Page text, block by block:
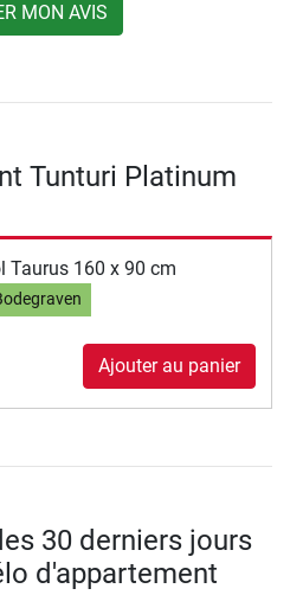
MON AVIS
Tunturi Platinum
Taurus 160 x 90 cm
Ajouter au panier
30 derniers jours
d'appartement